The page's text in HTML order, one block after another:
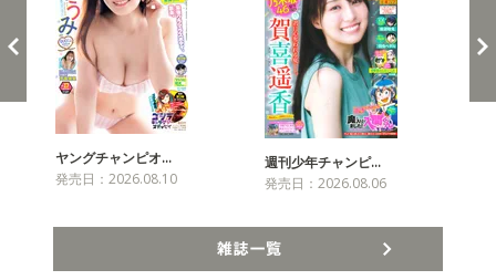
ヤングチャンピオ…
発売日：2026.08.10
週刊少年チャンピ…
発売日：2026.08.06